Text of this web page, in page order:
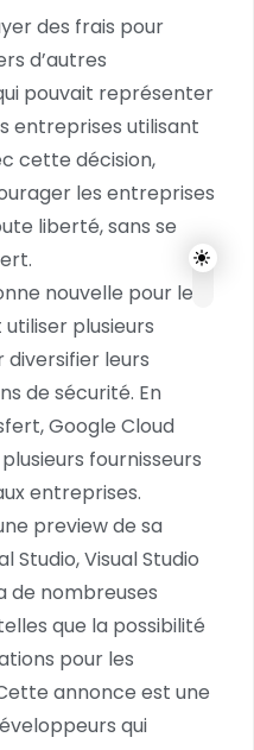
des frais pour
d’autres
pouvait représenter
entreprises utilisant
cette décision,
les entreprises
liberté, sans se
nouvelle pour les
plusieurs
diversifier leurs
de sécurité. En
Google Cloud
fournisseurs
entreprises.
preview de sa
Studio, Visual Studio
de nombreuses
que la possibilité
pour les
annonce est une
qui